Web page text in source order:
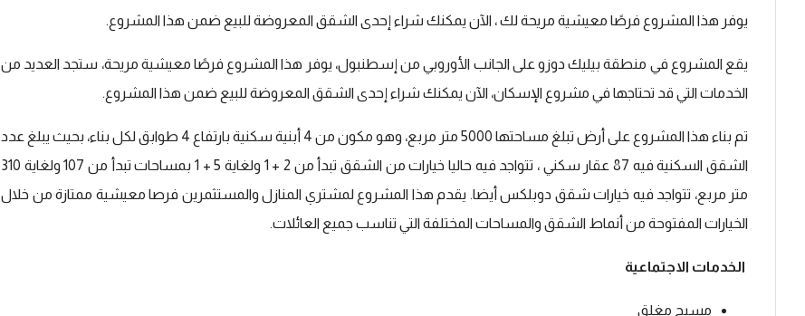
يوفر هذا المشروع فرصًا معيشية مريحة لك ، الآن يمكنك شراء إحدى الشقق المعروضة للبيع ضمن هذا المشروع.
يقع المشروع في منطقة بيليك دوزو على الجانب الأوروبي من إسطنبول، يوفر هذا المشروع فرصًا معيشية مريحة، ستجد العديد من
الخدمات التي قد تحتاجها في مشروع الإسكان، الآن يمكنك شراء إحدى الشقق المعروضة للبيع ضمن هذا المشروع.
تم بناء هذا المشروع على أرض تبلغ مساحتها 5000 متر مربع، وهو مكون من 4 أبنية سكنية بارتفاع 4 طوابق لكل بناء، بحيث يبلغ عدد
الشقق السكنية فيه 87 عقار سكني ، تتواجد فيه حاليا خيارات من الشقق تبدأ من 2 + 1 ولغاية 5 + 1 بمساحات تبدأ من 107 ولغاية 310
متر مربع، تتواجد فيه خيارات شقق دوبلكس أيضا. يقدم هذا المشروع لمشتري المنازل والمستثمرين فرصا معيشية ممتازة من خلال
الخيارات المفتوحة من أنماط الشقق والمساحات المختلفة التي تناسب جميع العائلات.
الخدمات الاجتماعية
مسبح مغلق